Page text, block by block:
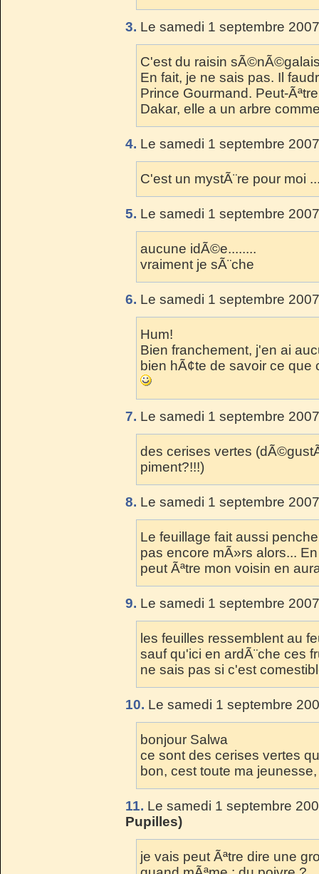
3. Le samedi 1 septembre
C'est du raisin
En fait, je ne sais pas. Il
Prince Gourmand. Peut-
Dakar, elle a un arbre
4. Le samedi 1 septembre
C'est un mystÃ¨re pour moi
5. Le samedi 1 septembre
aucune idÃ©e........
vraiment je sÃ¨che
6. Le samedi 1 septembre
Hum!
Bien franchement, j'en ai
bien hÃ¢te de savoir ce que
7. Le samedi 1 septembre
des cerises vertes
piment?!!!)
8. Le samedi 1 septembre
Le feuillage fait aussi
pas encore mÃ»rs alors...
peut Ãªtre mon voisin en
9. Le samedi 1 septembre
les feuilles ressemblent au
sauf qu'ici en ardÃ¨che ces
ne sais pas si c'est
10. Le samedi 1 septembre
bonjour Salwa
ce sont des cerises vertes
bon, cest toute ma
11. Le samedi 1 septembre
Pupilles)
je vais peut Ãªtre dire une